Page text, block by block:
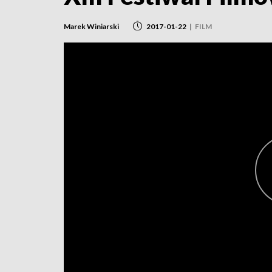
Marek Winiarski 2017-01-22 | FILM